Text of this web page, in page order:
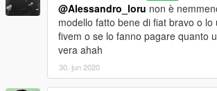
@Alessandro_loru non è
modello fatto bene di fiat bravo o lo
fivem o se lo fanno pagare quanto
vera ahah
30. jun 2020